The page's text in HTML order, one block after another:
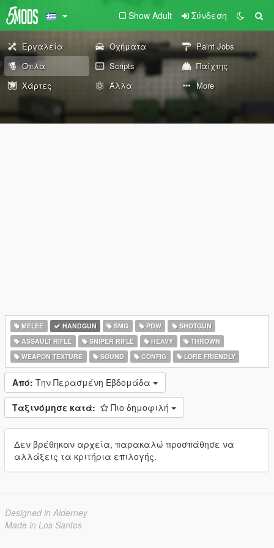
Show Adult Σύνδεση
Εργαλεία Οχήματα
Paint Jobs
Όπλα
Scripts
Παίχτης
Χάρτες
Άλλα More
MELEE HANDGUN SMG PDW
SHOTGUN
ASSAULT RIFLE
SNIPER RIFLE HEAVY
THROWN
WEAPON TEXTURE
SOUND CONFIG LORE FRIENDLY
Από: Την Περασμένη Εβδομάδα
Ταξινόμησε κατά: Πιο δημοφιλή
Δεν βρέθηκαν αρχεία, παρακαλώ προσπάθησε να
αλλάξεις τα κριτήρια επιλογής.
Designed in Alderney
Made in Los Santos